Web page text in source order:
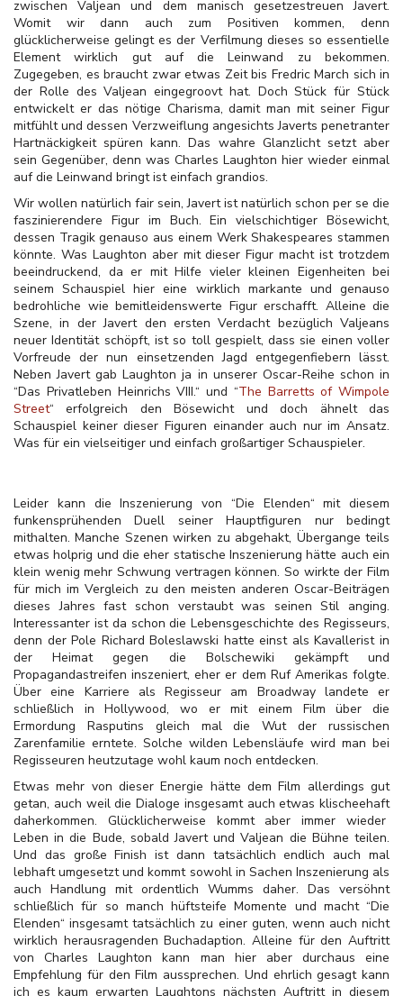
zwischen Valjean und dem manisch gesetzestreuen Javert.
Womit wir dann auch zum Positiven kommen, denn
glücklicherweise gelingt es der Verfilmung dieses so essentielle
Element wirklich gut auf die Leinwand zu bekommen.
Zugegeben, es braucht zwar etwas Zeit bis Fredric March sich in
der Rolle des Valjean eingegroovt hat. Doch Stück für Stück
entwickelt er das nötige Charisma, damit man mit seiner Figur
mitfühlt und dessen Verzweiflung angesichts Javerts penetranter
Hartnäckigkeit spüren kann. Das wahre Glanzlicht setzt aber
sein Gegenüber, denn was Charles Laughton hier wieder einmal
auf die Leinwand bringt ist einfach grandios.
Wir wollen natürlich fair sein, Javert ist natürlich schon per se die
faszinierendere Figur im Buch. Ein vielschichtiger Bösewicht,
dessen Tragik genauso aus einem Werk Shakespeares stammen
könnte. Was Laughton aber mit dieser Figur macht ist trotzdem
beeindruckend, da er mit Hilfe vieler kleinen Eigenheiten bei
seinem Schauspiel hier eine wirklich markante und genauso
bedrohliche wie bemitleidenswerte Figur erschafft. Alleine die
Szene, in der Javert den ersten Verdacht bezüglich Valjeans
neuer Identität schöpft, ist so toll gespielt, dass sie einen voller
Vorfreude der nun einsetzenden Jagd entgegenfiebern lässt.
Neben Javert gab Laughton ja in unserer Oscar-Reihe schon in
“Das Privatleben Heinrichs VIII.“ und “The Barretts of Wimpole
Street“ erfolgreich den Bösewicht und doch ähnelt das
Schauspiel keiner dieser Figuren einander auch nur im Ansatz.
Was für ein vielseitiger und einfach großartiger Schauspieler.
Leider kann die Inszenierung von “Die Elenden“ mit diesem
funkensprühenden Duell seiner Hauptfiguren nur bedingt
mithalten. Manche Szenen wirken zu abgehakt, Übergange teils
etwas holprig und die eher statische Inszenierung hätte auch ein
klein wenig mehr Schwung vertragen können. So wirkte der Film
für mich im Vergleich zu den meisten anderen Oscar-Beiträgen
dieses Jahres fast schon verstaubt was seinen Stil anging.
Interessanter ist da schon die Lebensgeschichte des Regisseurs,
denn der Pole Richard Boleslawski hatte einst als Kavallerist in
der Heimat gegen die Bolschewiki gekämpft und
Propagandastreifen inszeniert, eher er dem Ruf Amerikas folgte.
Über eine Karriere als Regisseur am Broadway landete er
schließlich in Hollywood, wo er mit einem Film über die
Ermordung Rasputins gleich mal die Wut der russischen
Zarenfamilie erntete. Solche wilden Lebensläufe wird man bei
Regisseuren heutzutage wohl kaum noch entdecken.
Etwas mehr von dieser Energie hätte dem Film allerdings gut
getan, auch weil die Dialoge insgesamt auch etwas klischeehaft
daherkommen. Glücklicherweise kommt aber immer wieder
Leben in die Bude, sobald Javert und Valjean die Bühne teilen.
Und das große Finish ist dann tatsächlich endlich auch mal
lebhaft umgesetzt und kommt sowohl in Sachen Inszenierung als
auch Handlung mit ordentlich Wumms daher. Das versöhnt
schließlich für so manch hüftsteife Momente und macht “Die
Elenden“ insgesamt tatsächlich zu einer guten, wenn auch nicht
wirklich herausragenden Buchadaption. Alleine für den Auftritt
von Charles Laughton kann man hier aber durchaus eine
Empfehlung für den Film aussprechen. Und ehrlich gesagt kann
ich es kaum erwarten Laughtons nächsten Auftritt in diesem